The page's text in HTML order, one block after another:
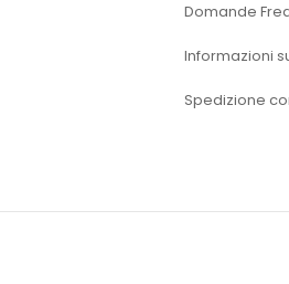
Domande
Informazioni
Spedizione